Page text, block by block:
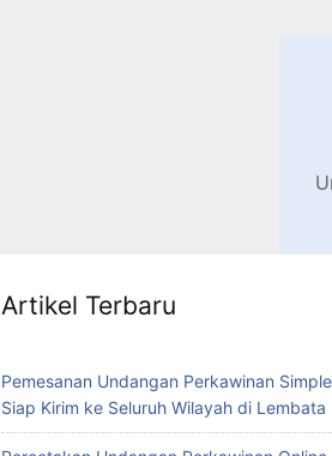
Artikel Terbaru
Pemesanan Undangan Perkawinan Simple
Siap Kirim ke Seluruh Wilayah di Lembata